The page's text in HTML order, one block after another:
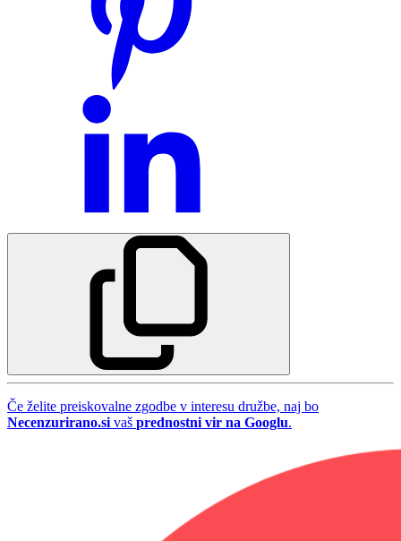
Če želite preiskovalne zgodbe v interesu družbe, naj bo
Necenzurirano.si vaš prednostni vir na Googlu.